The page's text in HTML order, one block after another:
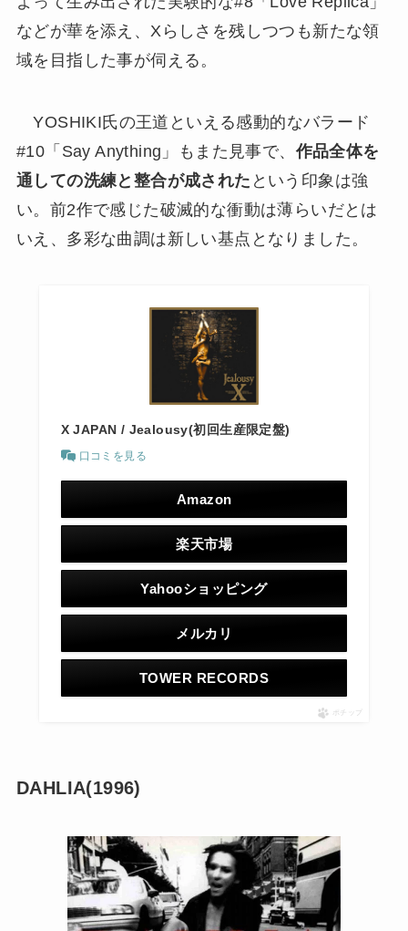
などが華を添え、Xらしさを残しつつも新たな領
域を目指した事が伺える。
YOSHIKI氏の王道といえる感動的なバラード
#10「Say Anything」もまた見事で、 作品全体を
通しての洗練と整合が成された という印象は強
い。前2作で感じた破滅的な衝動は薄らいだとは
いえ、多彩な曲調は新しい基点となりました。
X JAPAN / Jealousy(初回生産限定盤)
口コミを見る
Amazon
楽天市場
Yahooショッピング
メルカリ
TOWER RECORDS
ポチップ
DAHLIA(1996)